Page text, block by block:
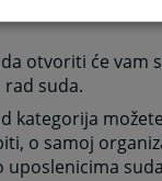
otvoriti će vam
rad suda.
kategorija
o samoj
uposlenicima suda